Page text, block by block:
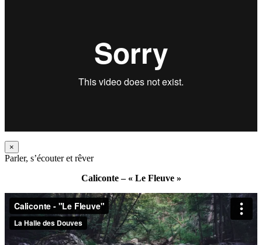
×
Parler, s’écouter et rêver
Caliconte – « Le Fleuve »